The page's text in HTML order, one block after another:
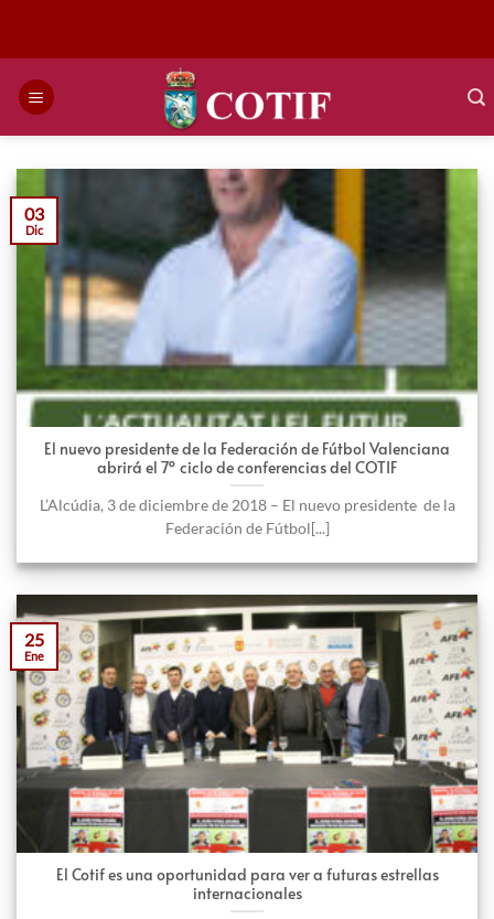
El nuevo presidente de la Federación de Fútbol Valenciana
abrirá el 7º ciclo de conferencias del COTIF
L’Alcúdia, 3 de diciembre de 2018 – El nuevo presidente de la
Federación de Fútbol[...]
03
Dic
El Cotif es una oportunidad para ver a futuras estrellas
internacionales
25
Ene